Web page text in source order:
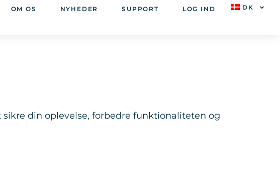
OM OS NYHEDER SUPPORT LOG IND DK
din oplevelse, forbedre funktionaliteten og